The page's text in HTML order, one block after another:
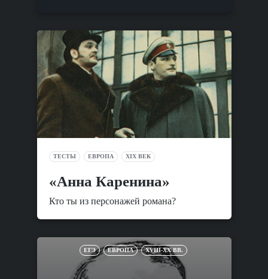
ТЕСТЫ ЕВРОПА XIX ВЕК
«Анна Каренина»
Кто ты из персонажей романа?
ЕГЭ ЕВРОПА XVIII-XX ВВ.